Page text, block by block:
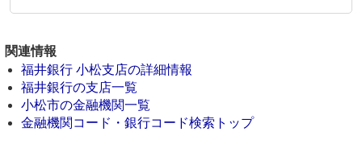
関連情報
福井銀行 小松支店の詳細情報
福井銀行の支店一覧
小松市の金融機関一覧
金融機関コード・銀行コード検索トップ